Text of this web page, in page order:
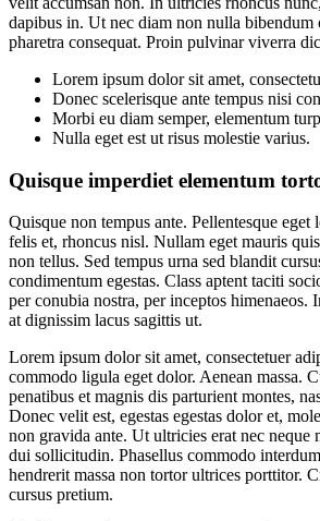
dapibus in. Ut nec diam non nulla bibendum
pharetra consequat. Proin pulvinar viverra
Lorem ipsum dolor sit amet,
Donec scelerisque ante tempus nisi
Morbi eu diam semper, elementum
Nulla eget est ut risus molestie varius.
Quisque imperdiet elementum
Quisque non tempus ante. Pellentesque eget
felis et, rhoncus nisl. Nullam eget mauris
non tellus. Sed tempus urna sed blandit
condimentum egestas. Class aptent taciti
per conubia nostra, per inceptos himenaeos.
at dignissim lacus sagittis ut.
Lorem ipsum dolor sit amet, consectetuer
commodo ligula eget dolor. Aenean massa.
penatibus et magnis dis parturient montes,
Donec velit est, egestas egestas dolor et,
non gravida ante. Ut ultricies erat nec neque
dui sollicitudin. Phasellus commodo
hendrerit massa non tortor ultrices porttitor.
cursus pretium.